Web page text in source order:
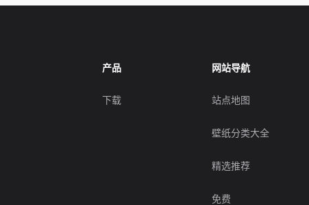
产品
下载
网站导航
站点地图
壁纸分类大全
精选推荐
免费